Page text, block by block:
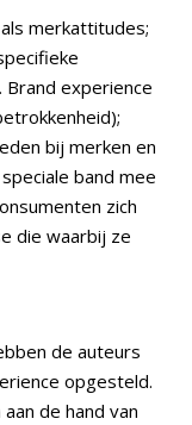
merkattitudes;
experience
bij merken en
band mee
zich
die waarbij ze
de auteurs
opgesteld.
de hand van